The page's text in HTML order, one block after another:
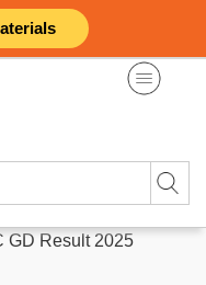
GD Result 2025